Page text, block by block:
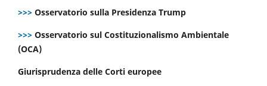
>>> Osservatorio sulla Presidenza Trump
>>> Osservatorio sul Costituzionalismo Ambientale
(OCA)
Giurisprudenza delle Corti europee